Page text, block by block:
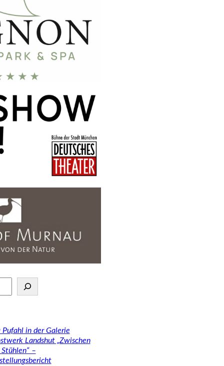
Pufahl in der Galerie
Landshut „Zwischen
–